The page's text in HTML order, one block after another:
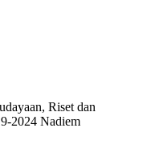
Riset dan
2024 Nadiem